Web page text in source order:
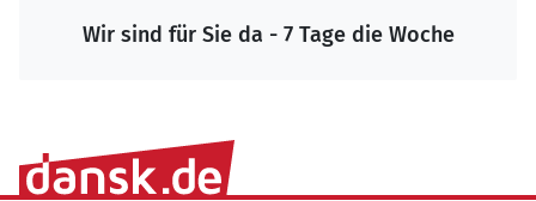
Wir sind für Sie da - 7 Tage die Woche